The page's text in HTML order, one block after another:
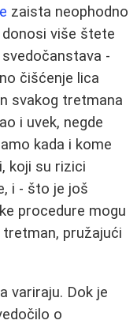
zaista neophodno
više štete
-
čišćenje lica
svakog tretmana
i uvek, negde
kada i kome
koji su rizici
i - što je još
procedure mogu
pružajući
variraju. Dok je
o